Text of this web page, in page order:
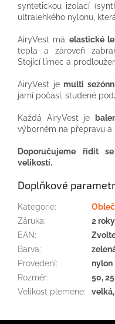
syntetickou izolací
ultralehkého nylonu,
AiryVest má elastické
tepla a zároveň
Stojící límec a
AiryVest jemulti
jarní počasí, studené
Každá AiryVest je
výborném na přepravu a
Doporučujeme řídit
velikostí.
Doplňkové
Kategorie:
Záruka:
2 roky
EAN:
Barva:
Provedení:
nylon
Rozměr:
50,
Velikost plemene: